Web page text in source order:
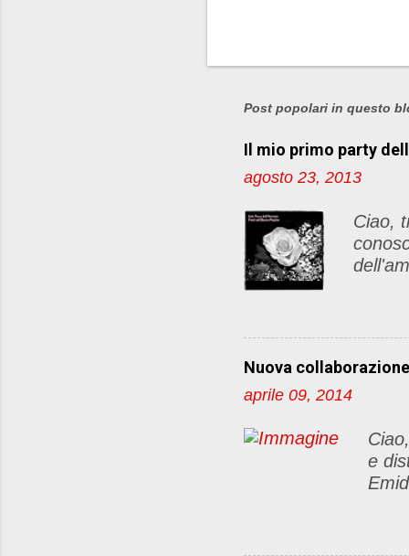
Post popolari in questo
Il mio primo party
agosto 23, 2013
Ciao,
http://
farò
Nuova
aprile 09, 2014
e